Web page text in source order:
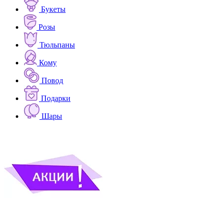
Букеты
Розы
Тюльпаны
Кому
Повод
Подарки
Шары